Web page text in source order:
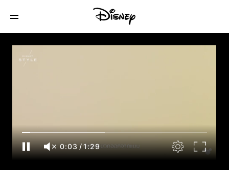
Disney Style: Donald Duck DIY hat
headband
0:04/1:29